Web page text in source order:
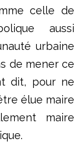
celle de
aussi
urbaine
de mener ce
dit, pour ne
élue maire
maire